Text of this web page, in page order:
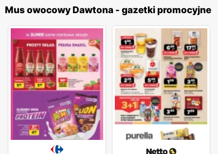
Mus owocowy Dawtona - gazetki promocyjne